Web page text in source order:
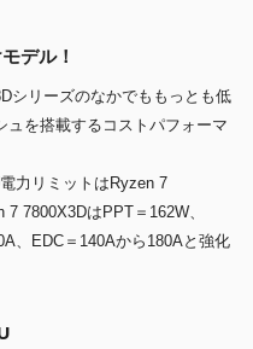
デル！
シリーズのなかでももっとも低
ュを搭載するコストパフォーマ
力リミットはRyzen 7
7800X3DはPPT＝162W、
、EDC＝140Aから180Aと強化